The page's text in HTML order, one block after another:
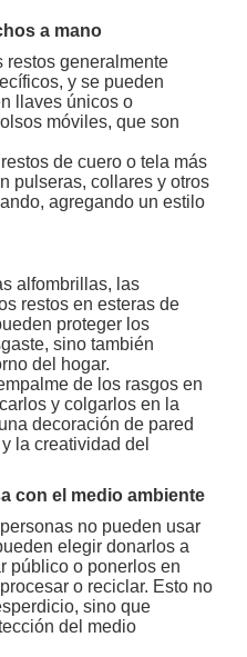
a mano
restos generalmente
y se pueden
llaves únicos o
móviles, que son
de cuero o tela más
pulseras, collares y otros
agregando un estilo
alfombrillas, las
restos en esteras de
proteger los
sino también
del hogar.
de los rasgos en
y colgarlos en la
decoración de pared
la creatividad del
con el medio ambiente
no pueden usar
elegir donarlos a
público o ponerlos en
o reciclar. Esto no
sino que
del medio